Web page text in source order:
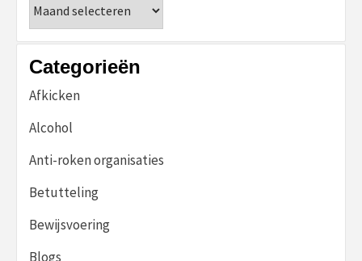
Categorieën
Afkicken
Alcohol
Anti-roken organisaties
Betutteling
Bewijsvoering
Blogs